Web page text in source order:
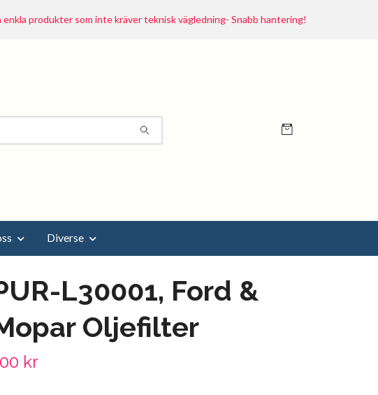
enkla produkter som inte kräver teknisk vägledning- Snabb hantering!
Diverse
L30001, Ford &
Oljefilter
kr